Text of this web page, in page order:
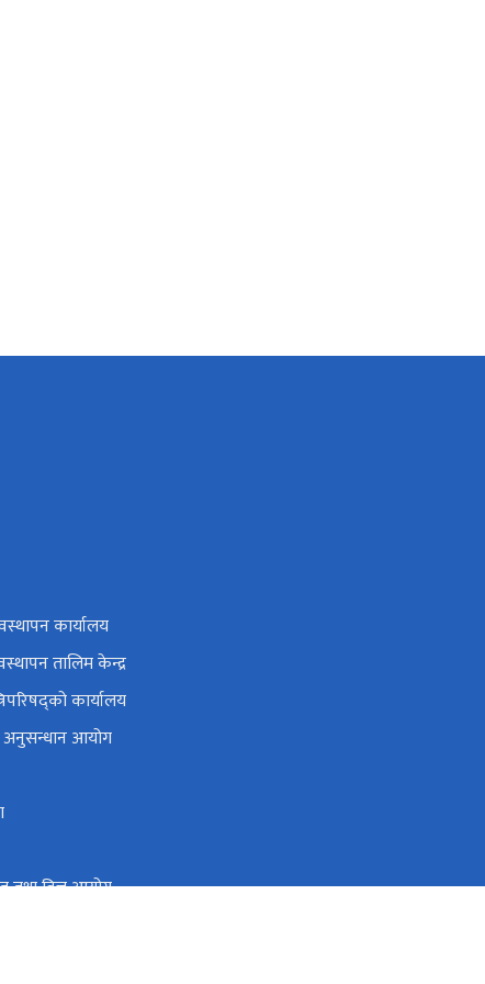
कार्यालय
तालिम केन्द्र
कार्यालय
आयोग
तथा वित्त आयोग